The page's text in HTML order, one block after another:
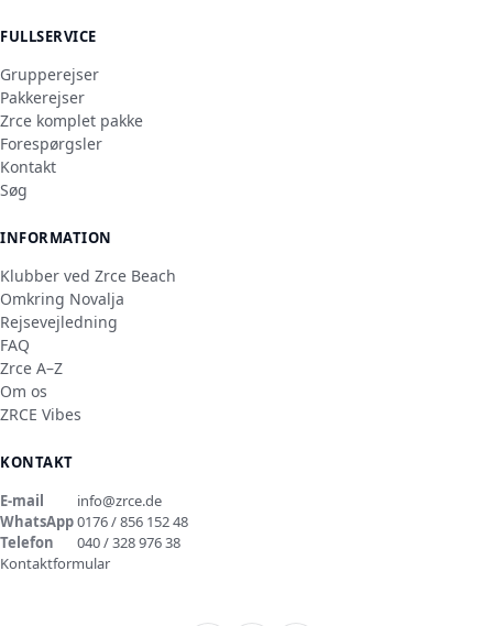
FULLSERVICE
Grupperejser
Pakkerejser
Zrce komplet pakke
Forespørgsler
Kontakt
Søg
INFORMATION
Klubber ved Zrce Beach
Omkring Novalja
Rejsevejledning
FAQ
Zrce A–Z
Om os
ZRCE Vibes
KONTAKT
E-mail
info@zrce.de
WhatsApp0176 / 856 152 48
Telefon
040 / 328 976 38
Kontaktformular